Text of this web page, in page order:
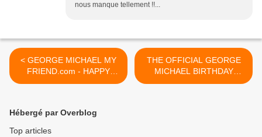
nous manque tellement !!...
< GEORGE MICHAEL MY
FRIEND.com - HAPPY
BIRTHDAY - 9 ANS !!
THE OFFICIAL GEORGE
MICHAEL BIRTHDAY
TRIBUTE WEEKEND !! >
Hébergé par Overblog
Top articles